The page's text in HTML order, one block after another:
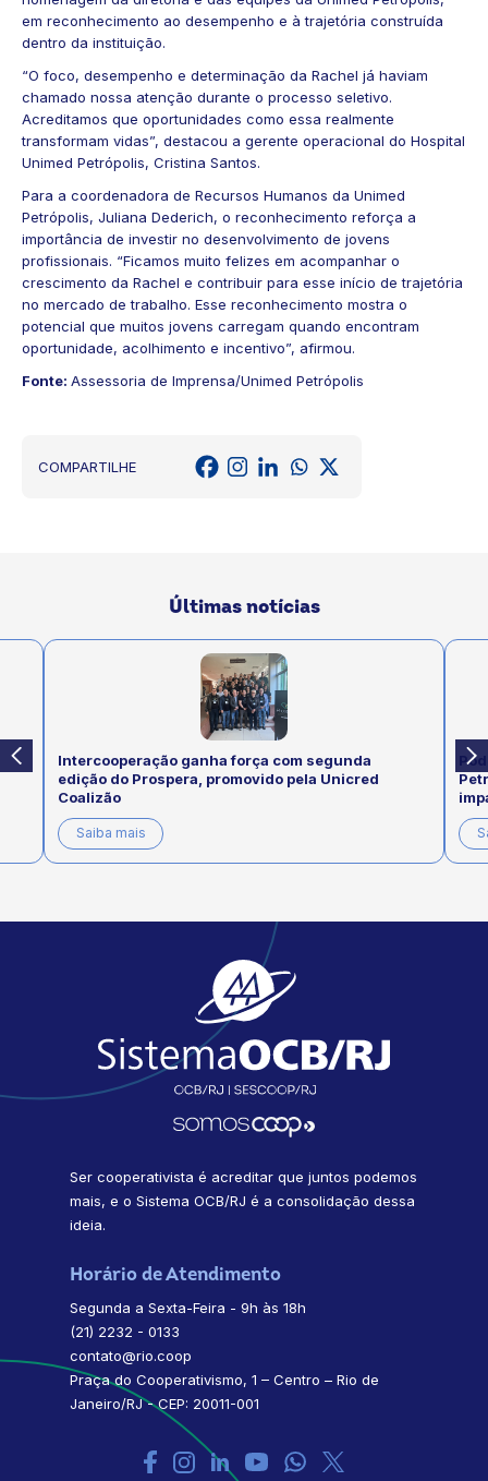
em reconhecimento ao desempenho e à trajetória construída
dentro da instituição.
“O foco, desempenho e determinação da Rachel já haviam
chamado nossa atenção durante o processo seletivo.
Acreditamos que oportunidades como essa realmente
transformam vidas”, destacou a gerente operacional do Hospital
Unimed Petrópolis, Cristina Santos.
Para a coordenadora de Recursos Humanos da Unimed
Petrópolis, Juliana Dederich, o reconhecimento reforça a
importância de investir no desenvolvimento de jovens
profissionais. “Ficamos muito felizes em acompanhar o
crescimento da Rachel e contribuir para esse início de trajetória
no mercado de trabalho. Esse reconhecimento mostra o
potencial que muitos jovens carregam quando encontram
oportunidade, acolhimento e incentivo”, afirmou.
Fonte: Assessoria de Imprensa/Unimed Petrópolis
COMPARTILHE
Últimas notícias
Intercooperação ganha força com segunda
edição do Prospera, promovido pela Unicred
Coalizão
Saiba mais
Ser cooperativista é acreditar que juntos podemos
mais, e o Sistema OCB/RJ é a consolidação dessa
ideia.
Horário de Atendimento
Segunda a Sexta-Feira - 9h às 18h
(21) 2232 - 0133
contato@rio.coop
Praça do Cooperativismo, 1 – Centro – Rio de
Janeiro/RJ - CEP: 20011-001